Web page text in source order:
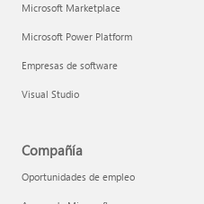
Microsoft Marketplace
Microsoft Power Platform
Empresas de software
Visual Studio
Compañía
Oportunidades de empleo